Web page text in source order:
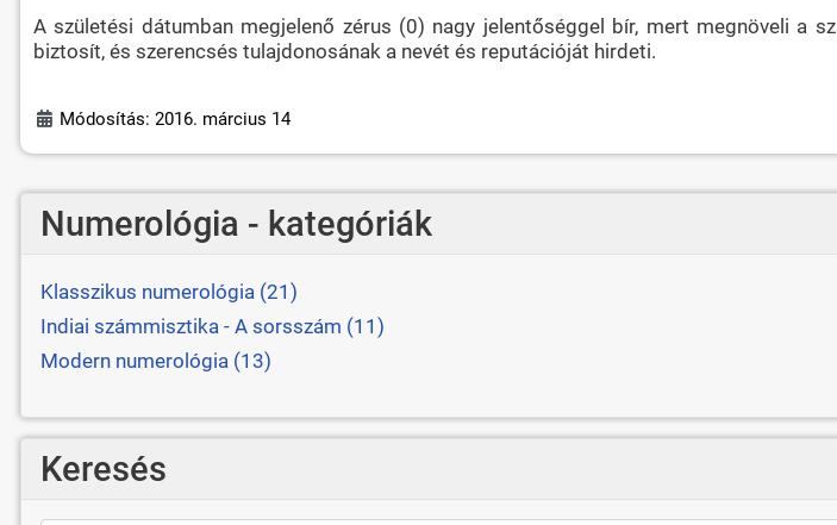
A születési dátumban megjelenő zérus (0) nagy jelentőséggel bír, mert megnöveli a
biztosít, és szerencsés tulajdonosának a nevét és reputációját hirdeti.
Módosítás: 2016. március 14
Numerológia - kategóriák
Klasszikus numerológia (21)
Indiai számmisztika - A sorsszám (11)
Modern numerológia (13)
Keresés